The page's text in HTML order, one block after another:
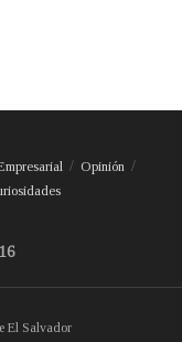
Opinión
El Salvador